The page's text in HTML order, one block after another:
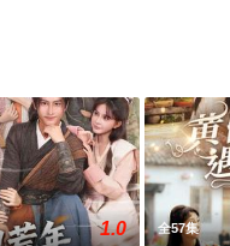
情网等平台了解。
1.0 全57集